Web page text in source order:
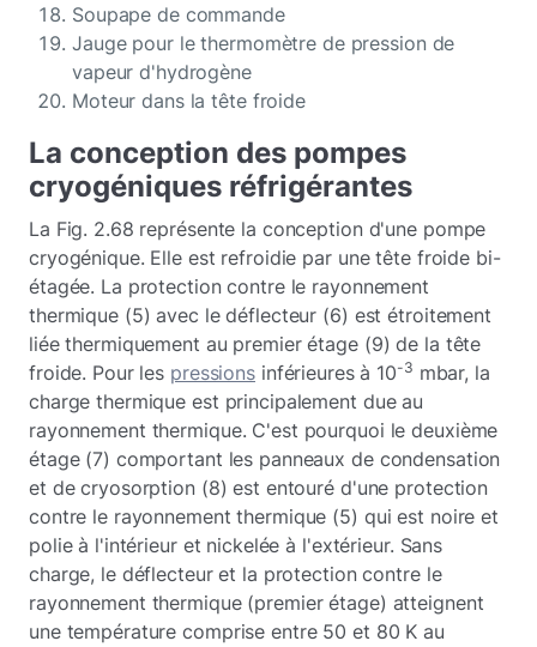
Soupape de commande
Jauge pour le thermomètre de pression de
vapeur d'hydrogène
Moteur dans la tête froide
La conception des pompes
cryogéniques réfrigérantes
La Fig. 2.68 représente la conception d'une pompe
cryogénique. Elle est refroidie par une tête froide bi-
étagée. La protection contre le rayonnement
thermique (5) avec le déflecteur (6) est étroitement
liée thermiquement au premier étage (9) de la tête
froide. Pour les pressionsinférieures à 10-3 mbar, la
charge thermique est principalement due au
rayonnement thermique. C'est pourquoi le deuxième
étage (7) comportant les panneaux de condensation
et de cryosorption (8) est entouré d'une protection
contre le rayonnement thermique (5) qui est noire et
polie à l'intérieur et nickelée à l'extérieur. Sans
charge, le déflecteur et la protection contre le
rayonnement thermique (premier étage) atteignent
une température comprise entre 50 et 80 K au